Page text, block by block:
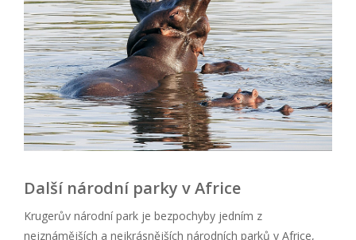
Další národní parky v Africe
Krugerův národní park je bezpochyby jedním z
nejznámějších a nejkrásnějších národních parků v Africe,